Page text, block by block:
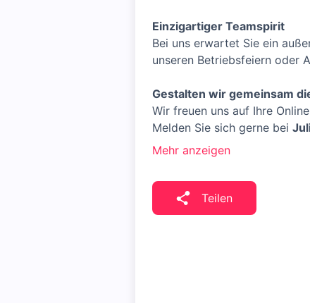
Einzigartiger Teamspirit
Bei uns erwartet Sie ein
unseren Betriebsfeiern oder
Gestalten wir gemeinsam
Wir freuen uns auf Ihre
Melden Sie sich gerne bei
Mehr anzeigen
Teilen